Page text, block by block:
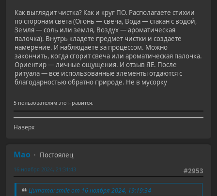
Как выглядит чистка? Как и круг ПО. Располагаете стихии
по сторонам света (Огонь — свеча, Вода — стакан с водой,
Земля — соль или земля, Воздух — ароматическая
палочка). Внутрь кладёте предмет чистки и создаёте
намерение. И наблюдаете за процессом. Можно
закончить, когда сгорит свеча или ароматическая палочка.
Ориентир — личные ощущения. И отзыв ЯЕ. После
ритуала — все использованные элементы отдаются с
благодарностью обратно природе. Не в мусорку
5 пользователям это нравится.
Наверх
Mao
Постоялец
#2953
16 ноября 2024, 21:31:43
Цитата: smile от 16 ноября 2024, 19:19:34